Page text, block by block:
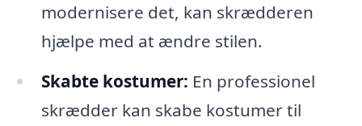
modernisere det, kan skrædderen
hjælpe med at ændre stilen.
Skabte kostumer: En professionel
skrædder kan skabe kostumer til